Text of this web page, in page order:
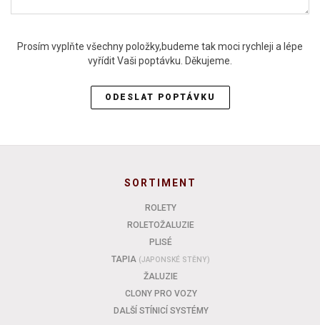
Prosím vyplňte všechny položky,budeme tak moci rychleji a lépe
vyřídit Vaši poptávku. Děkujeme.
SORTIMENT
ROLETY
ROLETOŽALUZIE
PLISÉ
TAPIA (JAPONSKÉ STĚNY)
ŽALUZIE
CLONY PRO VOZY
DALŠÍ STÍNICÍ SYSTÉMY